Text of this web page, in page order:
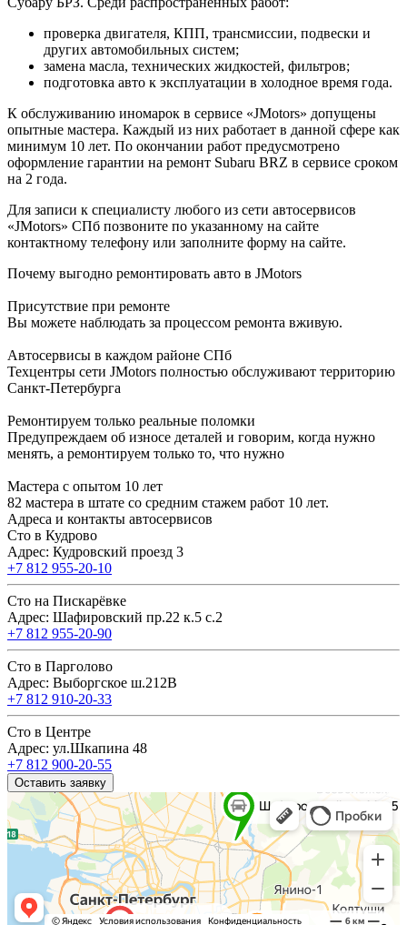
проверка двигателя, КПП, трансмиссии, подвески и
других автомобильных систем;
замена масла, технических жидкостей, фильтров;
подготовка авто к эксплуатации в холодное время года.
К обслуживанию иномарок в сервисе «JMotors» допущены
опытные мастера. Каждый из них работает в данной сфере как
минимум 10 лет. По окончании работ предусмотрено
оформление гарантии на ремонт Subaru BRZ в сервисе сроком
на 2 года.
Для записи к специалисту любого из сети автосервисов
«JMotors» СПб позвоните по указанному на сайте
контактному телефону или заполните форму на сайте.
Почему выгодно ремонтировать авто в JMotors
Присутствие при ремонте
Вы можете наблюдать за процессом ремонта вживую.
Автосервисы в каждом районе СПб
Техцентры сети JMotors полностью обслуживают территорию
Санкт-Петербурга
Ремонтируем только реальные поломки
Предупреждаем об износе деталей и говорим, когда нужно
менять, а ремонтируем только то, что нужно
Мастера с опытом 10 лет
82 мастера в штате со средним стажем работ 10 лет.
Адреса и контакты автосервисов
Сто в Кудрово
Адрес: Кудровский проезд 3
+7 812 955-20-10
Сто на Пискарёвке
Адрес: Шафировский пр.22 к.5 с.2
+7 812 955-20-90
Сто в Парголово
Адрес: Выборгское ш.212В
+7 812 910-20-33
Сто в Центре
Адрес: ул.Шкапина 48
+7 812 900-20-55
Оставить заявку